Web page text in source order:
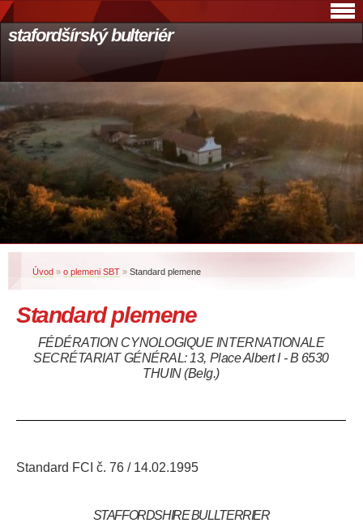
stafordšírský bulteriér
Úvod » o plemeni SBT » Standard plemene
Standard plemene
FÉDÉRATION CYNOLOGIQUE INTERNATIONALE
SECRÉTARIAT GÉNÉRAL: 13, Place Albert I - B 6530
THUIN (Belg.)
Standard FCI č. 76 / 14.02.1995
STAFFORDSHIRE BULLTERRIER